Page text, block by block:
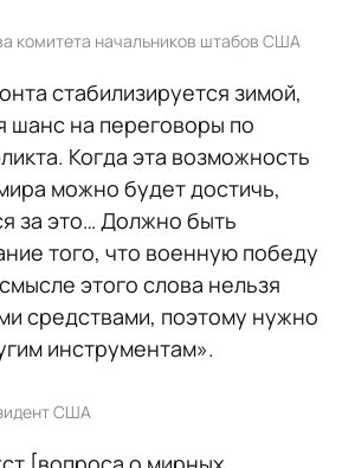
комитета начальников штабов США
стабилизируется зимой,
шанс на переговоры по
Когда эта возможность
можно будет достичь,
за это… Должно быть
того, что военную победу
этого слова нельзя
средствами, поэтому нужно
инструментам».
США